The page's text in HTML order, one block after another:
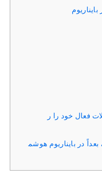
فعال خود را ر
در بایناریوم هوشم